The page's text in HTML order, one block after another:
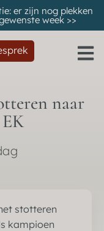
er zijn nog plekken
week >>
naar
stotteren
kampioen